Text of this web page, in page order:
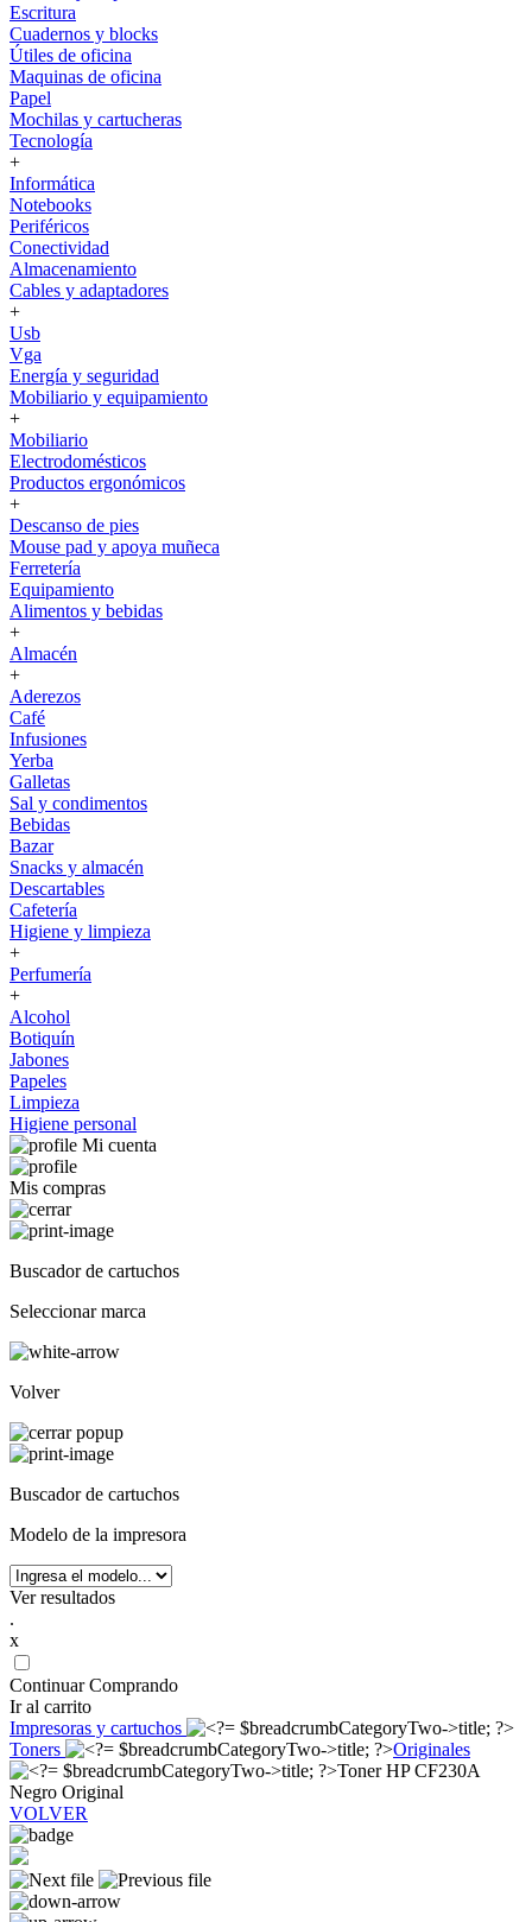
Escritura
Cuadernos y blocks
Útiles de oficina
Maquinas de oficina
Papel
Mochilas y cartucheras
Tecnología
+
Informática
Notebooks
Periféricos
Conectividad
Almacenamiento
Cables y adaptadores
+
Usb
Vga
Energía y seguridad
Mobiliario y equipamiento
+
Mobiliario
Electrodomésticos
Productos ergonómicos
+
Descanso de pies
Mouse pad y apoya muñeca
Ferretería
Equipamiento
Alimentos y bebidas
+
Almacén
+
Aderezos
Café
Infusiones
Yerba
Galletas
Sal y condimentos
Bebidas
Bazar
Snacks y almacén
Descartables
Cafetería
Higiene y limpieza
+
Perfumería
+
Alcohol
Botiquín
Jabones
Papeles
Limpieza
Higiene personal
Mi cuenta
Mis compras
Buscador de cartuchos
Seleccionar marca
Volver
Buscador de cartuchos
Modelo de la impresora
Ver resultados
.
x
Continuar Comprando
Ir al carrito
Impresoras y cartuchos
Toners
Originales
Toner HP CF230A
Negro Original
VOLVER